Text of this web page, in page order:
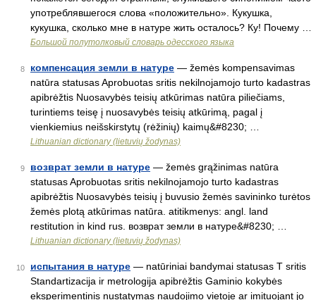
употреблявшегося слова «положительно». Кукушка,
кукушка, сколько мне в натуре жить осталось? Ку! Почему …
Большой полутолковый словарь одесского языка
8 компенсация земли в натуре — žemės kompensavimas
natūra statusas Aprobuotas sritis nekilnojamojo turto kadastras
apibrėžtis Nuosavybės teisių atkūrimas natūra piliečiams,
turintiems teisę į nuosavybės teisių atkūrimą, pagal į
vienkiemius neišskirstytų (rėžinių) kaimų&#8230; …
Lithuanian dictionary (lietuvių žodynas)
9 возврат земли в натуре — žemės grąžinimas natūra
statusas Aprobuotas sritis nekilnojamojo turto kadastras
apibrėžtis Nuosavybės teisių į buvusio žemės savininko turėtos
žemės plotą atkūrimas natūra. atitikmenys: angl. land
restitution in kind rus. возврат земли в натуре&#8230; …
Lithuanian dictionary (lietuvių žodynas)
10 испытания в натуре — natūriniai bandymai statusas T sritis
Standartizacija ir metrologija apibrėžtis Gaminio kokybės
eksperimentinis nustatymas naudojimo vietoje ar imituojant jo